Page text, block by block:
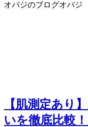
オバジのブログオバジ
【肌測定あり
いを徹底比較